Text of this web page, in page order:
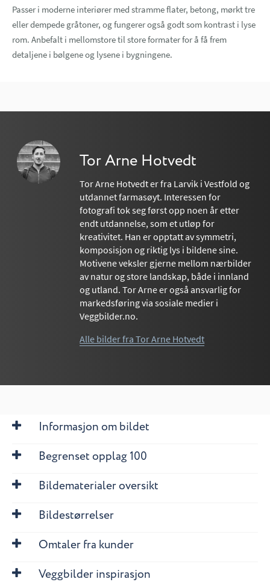
Passer i moderne interiører med stramme flater, betong, mørkt tre
eller dempede gråtoner, og fungerer også godt som kontrast i lyse
rom. Anbefalt i mellomstore til store formater for å få frem
detaljene i bølgene og lysene i bygningene.
Tor Arne Hotvedt
Tor Arne Hotvedt er fra Larvik i Vestfold og
utdannet farmasøyt. Interessen for
fotografi tok seg først opp noen år etter
endt utdannelse, som et utløp for
kreativitet. Han er opptatt av symmetri,
komposisjon og riktig lys i bildene sine.
Motivene veksler gjerne mellom nærbilder
av natur og store landskap, både i innland
og utland. Tor Arne er også ansvarlig for
markedsføring via sosiale medier i
Veggbilder.no.
Alle bilder fra Tor Arne Hotvedt
Informasjon om bildet
Begrenset opplag 100
Bildematerialer oversikt
Bildestørrelser
Omtaler fra kunder
Veggbilder inspirasjon